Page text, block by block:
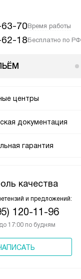
70Время работы
18Бесплатно по РФ
центры
документация
гарантия
качества
и предложений:
120-11-96
17:00 по будням